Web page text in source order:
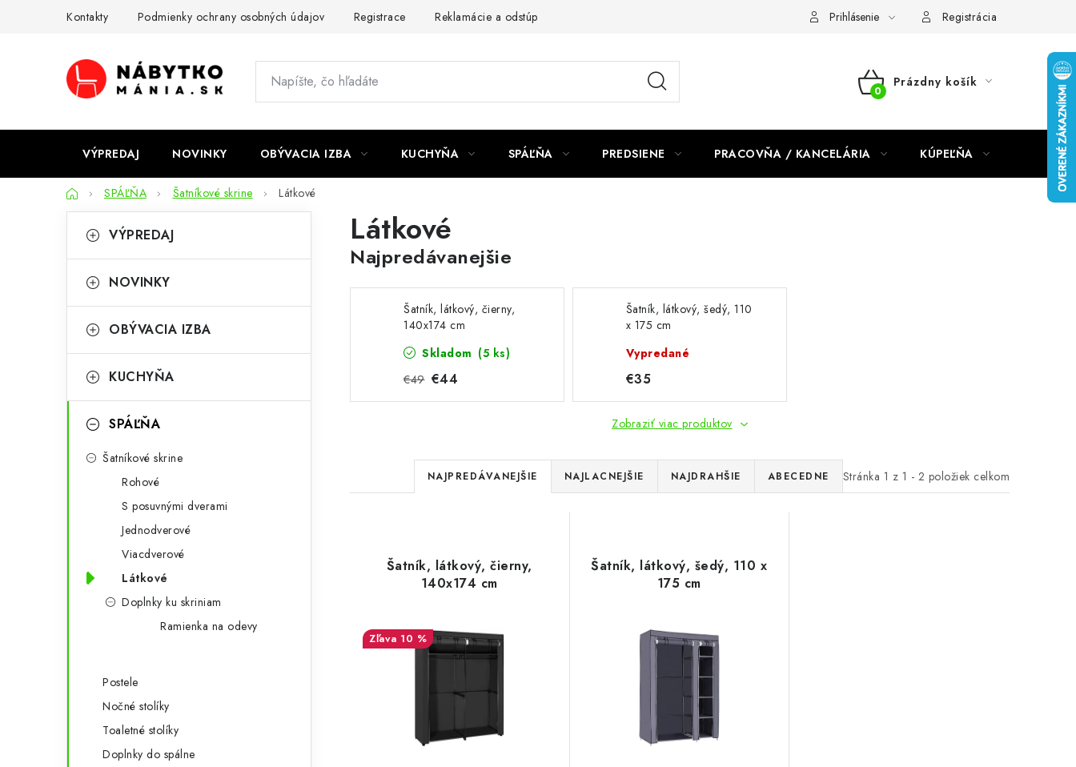
Kontakty Podmienky ochrany osobných údajov Registrace Reklamácie a odstúpenie od zmluvy Prihlásenie Registrácia
NÁKUPNÝ
Prázdny košík
VÝPREDAJ NOVINKY OBÝVACIA IZBA KUCHYŇA SPÁĽŇA PREDSIENE PRACOVŇA / KANCELÁRIA KÚPEĽŇA
DomovSPÁĽŇA Šatníkové skrine Látkové
o
n
ý
a
kategórie
a
e
ó
i
VÝPREDAJ
NOVINKY
OBÝVACIA IZBA
KUCHYŇA
SPÁĽŇA
Šatníkové skrine
Rohové
S posuvnými dverami
Jednodverové
Viacdverové
Látkové
Doplnky ku skriniam
Ramienka na odevy
Postele
Nočné stolíky
Toaletné stolíky
Doplnky do spálne
Látkové
Najpredávanejšie
Šatník, látkový, čierny,
140x174 cm
Skladom (5 ks)
€49 €44
Šatník, látkový, šedý, 110
x 175 cm
Vypredané
€35
Zobraziť viac produktov
Stránka 1 z 1 - 2 položiek celkom
R
a
e
n
i
e
o
NAJPREDÁVANEJŠIE NAJLACNEJŠIE NAJDRAHŠIE ABECEDNE
Šatník, látkový, čierny,
140x174 cm
10 %
Šatník, látkový, šedý, 110 x
175 cm